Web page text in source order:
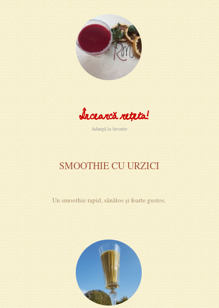
Încearcă rețeta!
Adaugă la favorite
SMOOTHIE CU URZICI
Un smoothie rapid, sănătos și foarte gustos.